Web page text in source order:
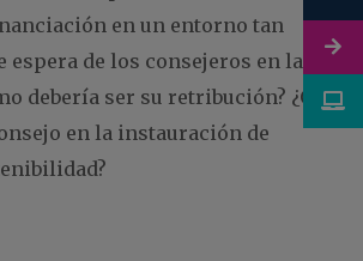
en un entorno tan
espera de los consejeros en la
debería ser su retribución? ¿Qué
en la instauración de